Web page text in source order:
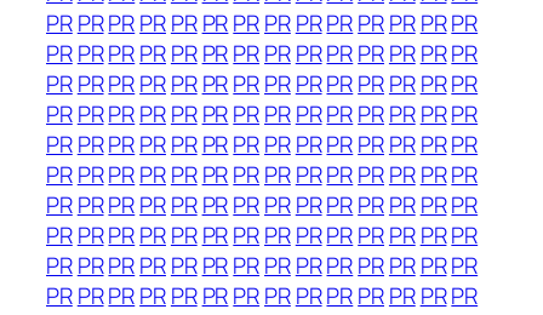
PRPRPRPRPR PRPRPRPRPRPRPR PRPR
PRPRPRPRPR PRPRPRPRPRPRPR PRPR
PRPRPRPRPR PRPRPRPRPRPRPR PRPR
PRPRPRPRPR PRPRPRPRPRPRPR PRPR
PRPRPRPRPR PRPRPRPRPRPRPR PRPR
PRPRPRPRPR PRPRPRPRPRPRPR PRPR
PRPRPRPRPR PRPRPRPRPRPRPR PRPR
PRPRPRPRPR PRPRPRPRPRPRPR PRPR
PRPRPRPRPR PRPRPRPRPRPRPR PRPR
PRPRPRPRPR PRPRPRPRPRPRPR PRPR